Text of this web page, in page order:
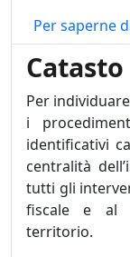
Per saperne
Catasto
Per
i
identificativi
centralità
tutti gli
fiscale e al
territorio.